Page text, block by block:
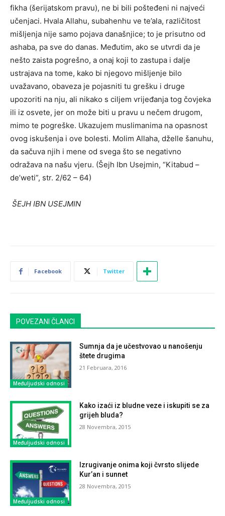
fikha (šerijatskom pravu), ne bi bili pošteđeni ni najveći
učenjaci. Hvala Allahu, subahenhu ve te’ala, različitost
mišljenja nije samo pojava današnjice; to je prisutno od
ashaba, pa sve do danas. Međutim, ako se utvrdi da je
nešto zaista pogrešno, a onaj koji to zastupa i dalje
ustrajava na tome, kako bi njegovo mišljenje bilo
uvažavano, obaveza je pojasniti tu grešku i druge
upozoriti na nju, ali nikako s ciljem vrijeđanja tog čovjeka
ili iz osvete, jer on može biti u pravu u nečem drugom,
mimo te pogreške. Ukazujem muslimanima na opasnost
ovog iskušenja i ove bolesti. Molim Allaha, dželle šanuhu,
da sačuva njih i mene od svega što se negativno
odražava na našu vjeru. (Šejh Ibn Usejmin, “Kitabud –
de’weti”, str. 2/62 – 64)
ŠEJH IBN USEJMIN
Facebook Twitter
POVEZANI ČLANCI
Međuljudski odnosi
Sumnja da je učestvovao u nanošenju
štete drugima
21 Februara, 2016
Međuljudski odnosi
Kako izaći iz bludne veze i iskupiti se za
grijeh bluda?
28 Novembra, 2015
Međuljudski odnosi
Izrugivanje onima koji čvrsto slijede
Kur’an i sunnet
28 Novembra, 2015